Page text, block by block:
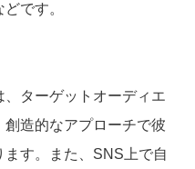
です。
ターゲットオーディエ
造的なアプローチで彼
す。また、SNS上で自